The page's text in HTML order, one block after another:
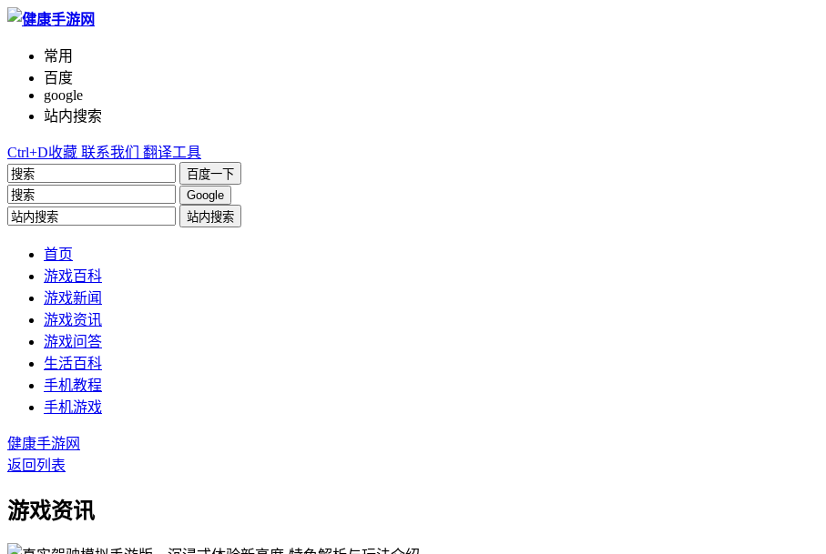
常用
百度
google
站内搜索
Ctrl+D收藏 联系我们 翻译工具
百度一下
Google
站内搜索
首页
游戏百科
游戏新闻
游戏资讯
游戏问答
生活百科
手机教程
手机游戏
健康手游网
返回列表
游戏资讯